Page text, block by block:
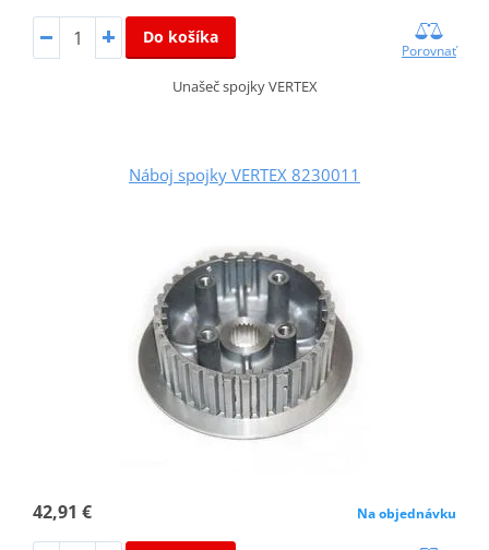
Do košíka
Porovnať
Unašeč spojky VERTEX
Náboj spojky VERTEX 8230011
42,91 € Na objednávku